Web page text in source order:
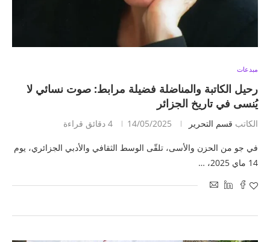
مبدعات
رحيل الكاتبة والمناضلة فضيلة مرابط: صوت نسائي لا
يُنسى في تاريخ الجزائر
الكاتب قسم التحرير 14/05/2025 4 دقائق قراءة
في جو من الحزن والأسى، تلقّى الوسط الثقافي والأدبي الجزائري، يوم
14 ماي 2025، …